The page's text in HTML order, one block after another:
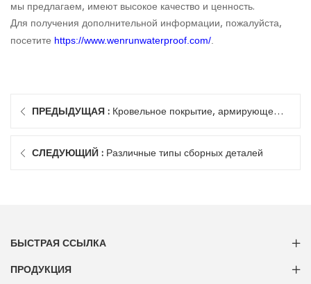
мы предлагаем, имеют высокое качество и ценность.
Для получения дополнительной информации, пожалуйста,
посетите https://www.wenrunwaterproof.com/
ПРЕДЫДУЩАЯ : Кровельное покрытие, армирующее
нетканое полиэфирное полотно
СЛЕДУЮЩИЙ : Различные типы сборных деталей
БЫСТРАЯ ССЫЛКА
ПРОДУКЦИЯ